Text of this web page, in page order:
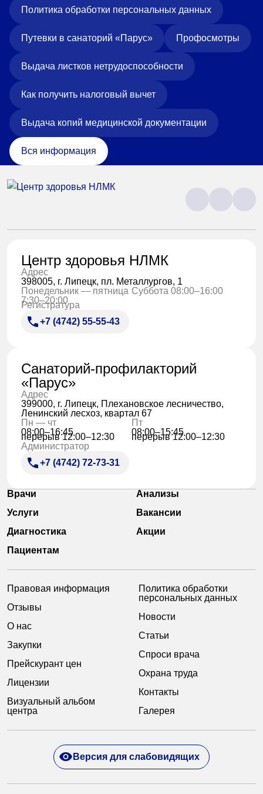
Политика обработки персональных данных
Путевки в санаторий «Парус» Профосмотры
Выдача листков нетрудоспособности
Как получить налоговый вычет
Выдача копий медицинской документации
Вся информация
Центр здоровья НЛМК
Адрес
398005, г. Липецк, пл. Металлургов, 1
Понедельник — пятница
7:30–20:00
Суббота 08:00–16:00
Регистратура
+7 (4742) 55-55-43
Санаторий-профилакторий
«Парус»
Адрес
399000, г. Липецк, Плехановское лесничество,
Ленинский лесхоз, квартал 67
Пн — чт
08:00–16:45
перерыв 12:00–12:30
Пт
08:00–15:45
перерыв 12:00–12:30
Администратор
+7 (4742) 72-73-31
Врачи
Анализы
Услуги
Вакансии
Диагностика
Акции
Пациентам
Правовая информация
Отзывы
О нас
Закупки
Прейскурант цен
Лицензии
Визуальный альбом
центра
Политика обработки
персональных данных
Новости
Статьи
Спроси врача
Охрана труда
Контакты
Галерея
Версия для слабовидящих